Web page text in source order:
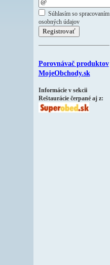
Súhlasím so spracovaním
osobných údajov
Porovnávač produktov
MojeObchody.sk
Informácie v sekcii
Reštaurácie čerpané aj z: